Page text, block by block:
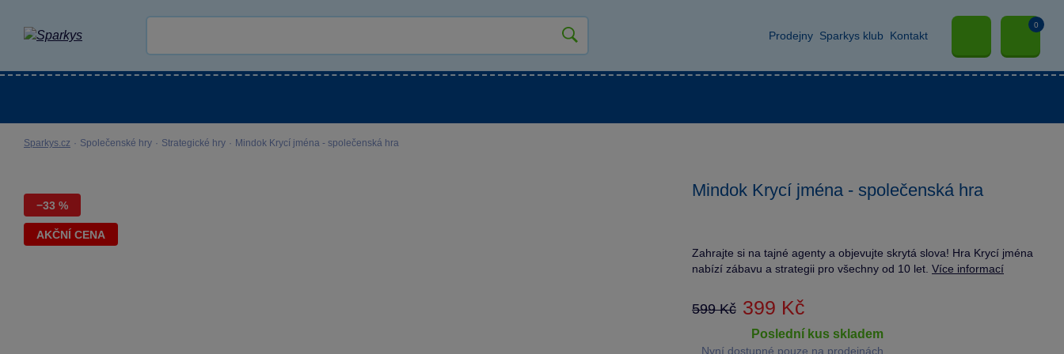
Prodejny Sparkys klub Kontakt
0
Sparkys.cz · Společenské hry · Strategické hry · Mindok Krycí jména - společenská hra
−33 %
AKČNÍ CENA
Mindok Krycí jména - společenská hra
Zahrajte si na tajné agenty a objevujte skrytá slova! Hra Krycí jména
nabízí zábavu a strategii pro všechny od 10 let. Více informací
599 Kč 399 Kč
poslední kus skladem
Nyní dostupné pouze na prodejnách